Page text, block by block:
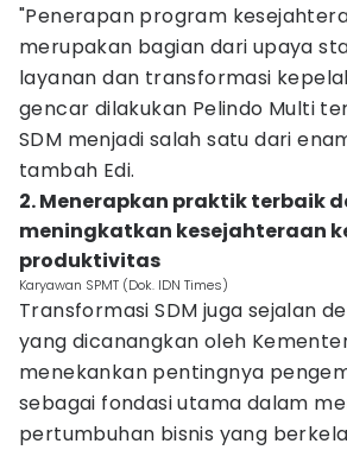
"Penerapan program
merupakan bagian dari upaya
layanan dan transformasi
gencar dilakukan Pelindo Multi
SDM menjadi salah satu dari
tambah Edi.
2. Menerapkan praktik terbaik
meningkatkan kesejahteraan
produktivitas
Karyawan SPMT (Dok. IDN Times)
Transformasi SDM juga sejalan
yang dicanangkan oleh
menekankan pentingnya
sebagai fondasi utama dalam
pertumbuhan bisnis yang